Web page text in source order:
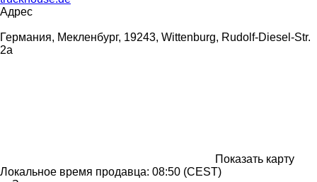
Адрес
Германия, Мекленбург, 19243, Wittenburg, Rudolf-Diesel-Str.
2a
Показать карту
Локальное время продавца: 08:50 (CEST)